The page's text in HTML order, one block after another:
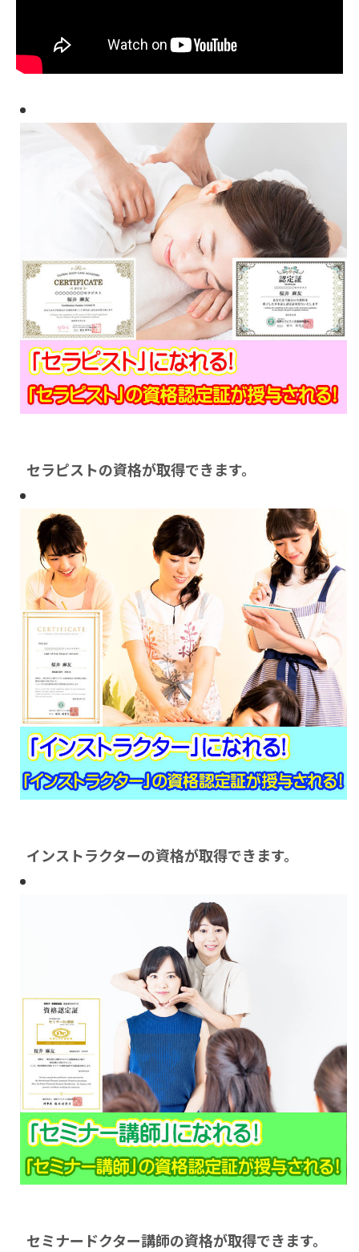
セラピストの資格が取得できます。
インストラクターの資格が取得できます。
セミナードクター講師の資格が取得できます。